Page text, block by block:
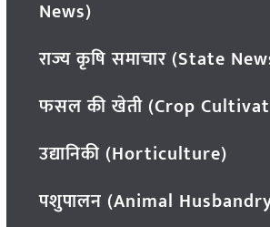
News)
राज्य कृषि समाचार (State
फसल की खेती (Crop
उद्यानिकी (Horticulture)
पशुपालन (Animal